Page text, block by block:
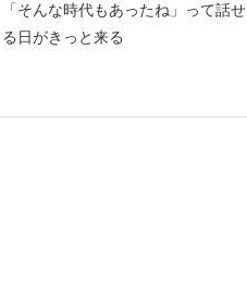
「そんな時代もあったね」って話せ
る日がきっと来る